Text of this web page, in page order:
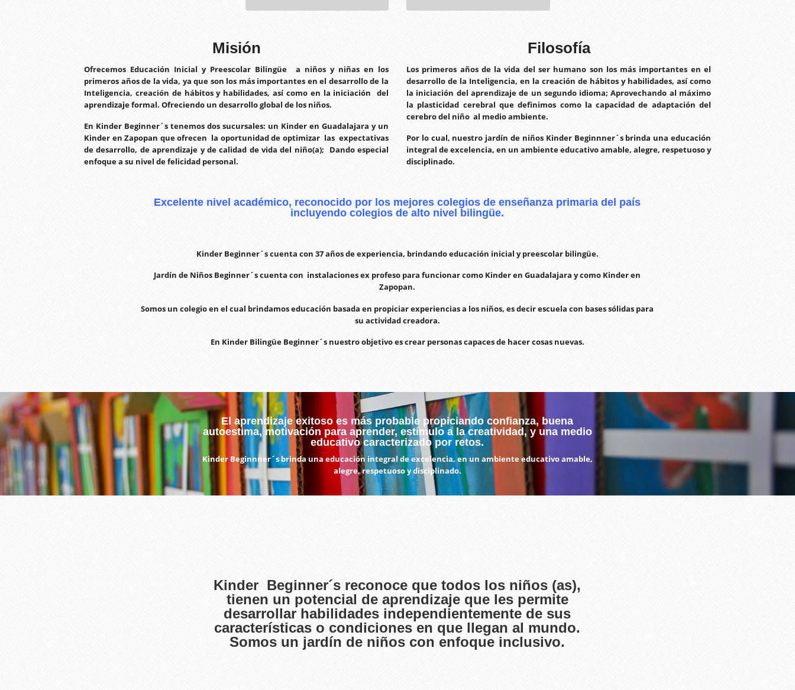
Misión
Ofrecemos Educación Inicial y Preescolar Bilingüe a niños y niñas en los
primeros años de la vida, ya que son los más importantes en el desarrollo de la
Inteligencia, creación de hábitos y habilidades, así como en la iniciación del
aprendizaje formal. Ofreciendo un desarrollo global de los niños.
En Kinder Beginner´s tenemos dos sucursales: un Kinder en Guadalajara y un
Kinder en Zapopan que ofrecen la oportunidad de optimizar las expectativas
de desarrollo, de aprendizaje y de calidad de vida del niño(a); Dando especial
enfoque a su nivel de felicidad personal.
Filosofía
Los primeros años de la vida del ser humano son los más importantes en el
desarrollo de la Inteligencia, en la creación de hábitos y habilidades, así como
la iniciación del aprendizaje de un segundo idioma; Aprovechando al máximo
la plasticidad cerebral que definimos como la capacidad de adaptación del
cerebro del niño al medio ambiente.
Por lo cual, nuestro jardín de niños Kinder Beginnner´s brinda una educación
integral de excelencia, en un ambiente educativo amable, alegre, respetuoso y
disciplinado.
Excelente nivel académico, reconocido por los mejores colegios de enseñanza primaria del país
incluyendo colegios de alto nivel bilingüe.
Kinder Beginner´s cuenta con 37 años de experiencia, brindando educación inicial y preescolar bilingüe.
Jardín de Niños Beginner´s cuenta con instalaciones ex profeso para funcionar como Kinder en Guadalajara y como Kinder en
Zapopan.
Somos un colegio en el cual brindamos educación basada en propiciar experiencias a los niños, es decir escuela con bases sólidas para
su actividad creadora.
En Kinder Bilingüe Beginner´s nuestro objetivo es crear personas capaces de hacer cosas nuevas.
El aprendizaje exitoso es más probable propiciando confianza, buena
autoestima, motivación para aprender, estímulo a la creatividad, y una medio
educativo caracterizado por retos.
Kinder Beginnner´s brinda una educación integral de excelencia, en un ambiente educativo amable,
alegre, respetuoso y disciplinado.
Kinder Beginner´s reconoce que todos los niños (as),
tienen un potencial de aprendizaje que les permite
desarrollar habilidades independientemente de sus
características o condiciones en que llegan al mundo.
Somos un jardín de niños con enfoque inclusivo.